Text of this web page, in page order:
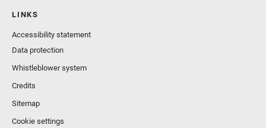
LINKS
Accessibility statement
Data protection
Whistleblower system
Credits
Sitemap
Cookie settings